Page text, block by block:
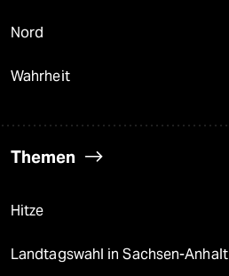
Nord
Wahrheit
Themen
Hitze
Landtagswahl in Sachsen-Anhalt